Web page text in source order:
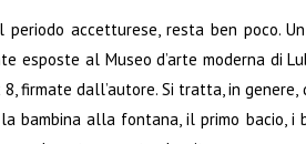
periodo accetturese, resta ben poco.
esposte al Museo d’arte moderna di
firmate dall’autore. Si tratta, in
bambina alla fontana, il primo bacio, i